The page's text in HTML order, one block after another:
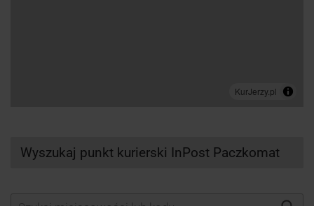
Wyszukaj punkt kurierski InPost Paczkomat